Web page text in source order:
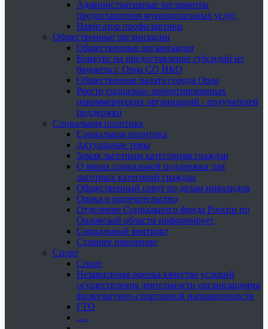
Административные регламенты
предоставления муниципальных услуг
Навигатор профилактики
Общественные организации
Общественные организации
Конкурс на предоставление субсидий из
бюджета г. Орла СО НКО
Общественная палата города Орла
Реестр социально ориентированных
некоммерческих организаций - получателей
поддержки
Социальная политика
Социальная политика
Актуальные темы
Земля льготным категориям граждан
О мерах социальной поддержки для
льготных категорий граждан
Общественный совет по делам инвалидов
Опека и попечительство
Отделение Социального фонда России по
Орловской области информирует
Социальный контракт
Старшее поколение
Спорт
Спорт
Независимая оценка качества условий
осуществления деятельности организациями
физкультурно-спортивной направленности
ГТО
.....